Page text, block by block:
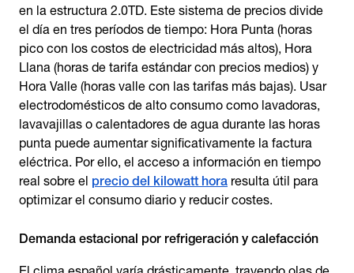
en la estructura 2.0TD. Este sistema de precios divide
el día en tres períodos de tiempo: Hora Punta (horas
pico con los costos de electricidad más altos), Hora
Llana (horas de tarifa estándar con precios medios) y
Hora Valle (horas valle con las tarifas más bajas). Usar
electrodomésticos de alto consumo como lavadoras,
lavavajillas o calentadores de agua durante las horas
punta puede aumentar significativamente la factura
eléctrica. Por ello, el acceso a información en tiempo
real sobre el precio del kilowatt hora resulta útil para
optimizar el consumo diario y reducir costes.
Demanda estacional por refrigeración y calefacción